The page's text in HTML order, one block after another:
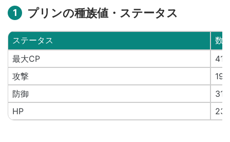
1 プリンの種族値・ステータス
ステータス
数
最大CP
攻撃
193
防御
310
HP
235